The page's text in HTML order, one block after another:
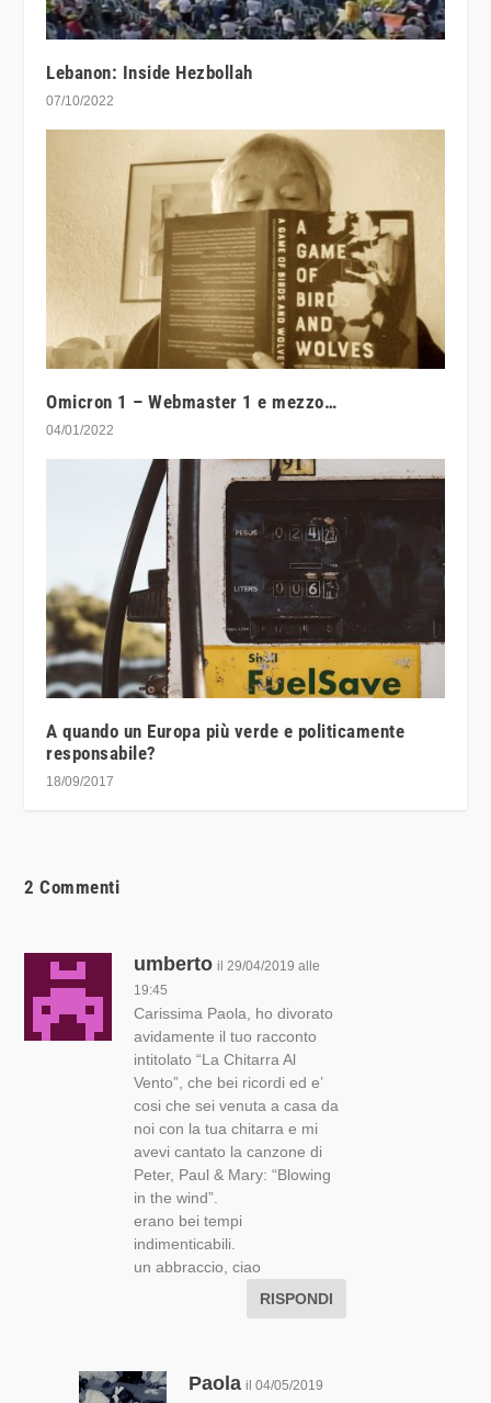
Lebanon: Inside Hezbollah
07/10/2022
Omicron 1 – Webmaster 1 e mezzo…
04/01/2022
A quando un Europa più verde e politicamente
responsabile?
18/09/2017
2 Commenti
umberto il 29/04/2019 alle
19:45
Carissima Paola, ho divorato
avidamente il tuo racconto
intitolato “La Chitarra Al
Vento”, che bei ricordi ed e’
cosi che sei venuta a casa da
noi con la tua chitarra e mi
avevi cantato la canzone di
Peter, Paul & Mary: “Blowing
in the wind”.
erano bei tempi
indimenticabili.
un abbraccio, ciao
RISPONDI
Paola il 04/05/2019